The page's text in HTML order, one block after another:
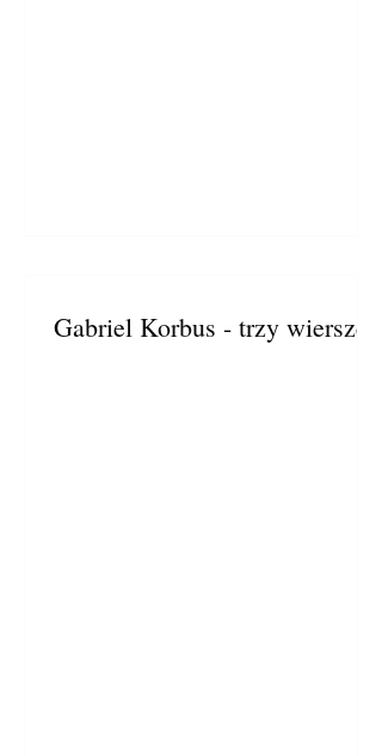
Gabriel Korbus - trzy wiersze